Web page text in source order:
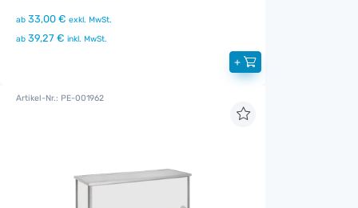
ab 33,00 € exkl. MwSt.
ab 39,27 € inkl. MwSt.
+
Artikel-Nr.: PE-001962